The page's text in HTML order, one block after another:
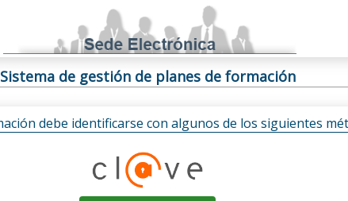
Sistema de gestión de planes de formación
debe identificarse con algunos de los siguientes